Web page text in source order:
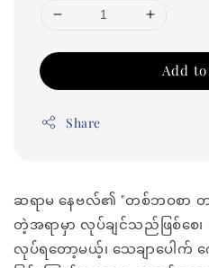
Add
Share
ဆရာမ နေဗလ်၏ "တစ်ဘဝစာ တာ
တဲ့အရာမှာ လုပ်ချင်သည်ဖြစ်စေ
လုပ်ရတော့မယ့်၊ သေချာပေါက်